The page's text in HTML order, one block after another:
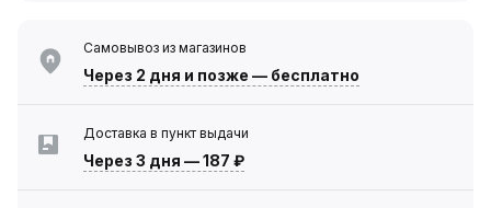
Самовывоз из магазинов
Через 2 дня и позже — бесплатно
Доставка в пункт выдачи
Через 3 дня —187 ₽